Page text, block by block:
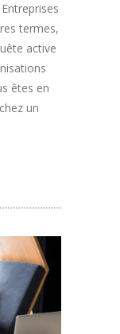
termes,
active
êtes en
un